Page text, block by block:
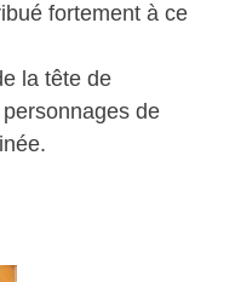
fortement à ce
la tête de
de